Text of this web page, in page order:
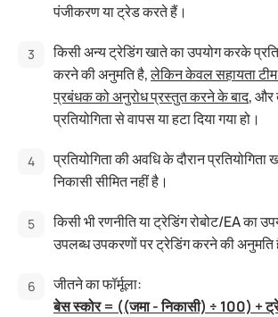
पंजीकरण या ट्रेड करते हैं।
किसी अन्य ट्रेडिंग खाते का उपयोग करके
करने की अनुमति है,लेकिन केवल सहायता
प्रबंधक को अनुरोध प्रस्तुत करने के बाद, और
प्रतियोगिता से वापस या हटा दिया गया हो।
प्रतियोगिता की अवधि के दौरान
निकासी सीमित नहीं है।
किसी भी रणनीति या ट्रेडिंग रोबोट/EA का
उपलब्ध उपकरणों पर ट्रेडिंग करने की अनुमति
जीतने का फॉर्मूला:
बेस स्कोर = ((जमा - निकासी) ÷ 100) +